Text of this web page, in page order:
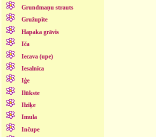
Grundmaņu strauts
Gružupīte
Hapaka grāvis
Iča
Iecava (upe)
Iesalnīca
Iģe
Ilūkste
Ilziķe
Imula
Inčupe